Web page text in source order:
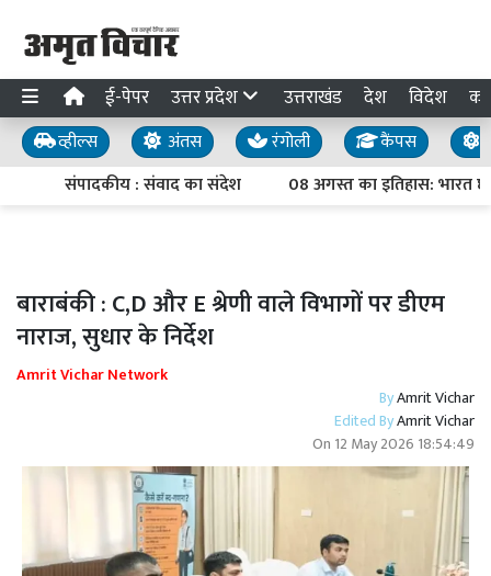
ई-पेपर उत्तर प्रदेश उत्तराखंड देश विदेश
व्हील्स अंतस रंगोली कैंपस
संपादकीय : संवाद का संदेश
08 अगस्त का इतिहास: भारत
बाराबंकी : C,D और E श्रेणी वाले विभागों पर डीएम
नाराज, सुधार के निर्देश
Amrit Vichar Network
ByAmrit Vichar
Edited ByAmrit Vichar
On 12 May 2026 18:54:49